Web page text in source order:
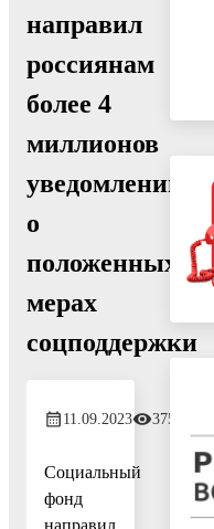
направил
россиянам
более 4
миллионов
уведомлений
о
положенных
мерах
соцподдержки
11.09.2023 375
Социальный
фонд
направил